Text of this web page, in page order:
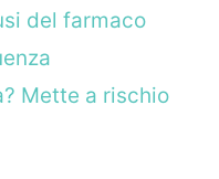
del farmaco
Mette a rischio